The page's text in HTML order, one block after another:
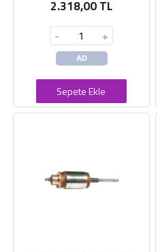
2.318,00 TL
- +
AD
Sepete Ekle